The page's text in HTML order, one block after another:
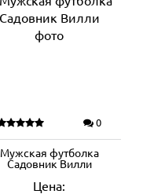
0
Мужская футболка
Садовник Вилли
Цена: